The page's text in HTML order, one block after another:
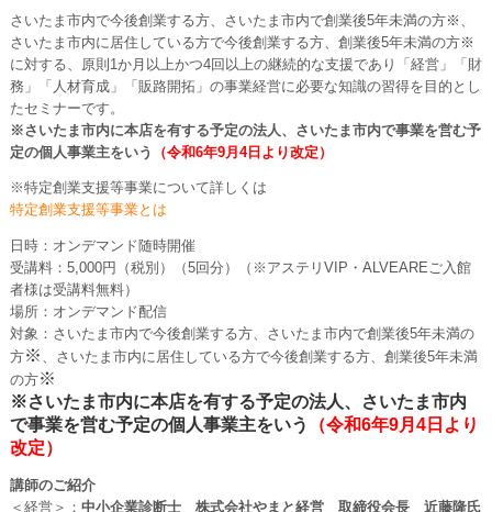
さいたま市内で今後創業する方、さいたま市内で創業後5年未満の方※ 、
さいたま市内に居住している方で今後創業する方、創業後5年未満の方※
に対する、原則1か月以上かつ4回以上の継続的な支援であり「経営」「財
務」「人材育成」「販路開拓」の事業経営に必要な知識の習得を目的とし
たセミナーです。
※さいたま市内に本店を有する予定の法人、さいたま市内で事業を営む予
定の個人事業主をいう
（令和6年9月4日より改定）
※特定創業支援等事業について詳しくは
特定創業支援等事業とは
日時：オンデマンド随時開催
受講料：5,000円（税別）（5回分）（※アステリVIP・ALVEAREご入館
者様は受講料無料）
場所：オンデマンド配信
対象：さいたま市内で今後創業する方、さいたま市内で創業後5年未満の
方※ 、さいたま市内に居住している方で今後創業する方、創業後5年未満
の方※
※さいたま市内に本店を有する予定の法人、さいたま市内
で事業を営む予定の個人事業主をいう
（令和6年9月4日より
改定）
講師のご紹介
＜経営＞： 中小企業診断士 株式会社やまと経営 取締役会長 近藤隆氏